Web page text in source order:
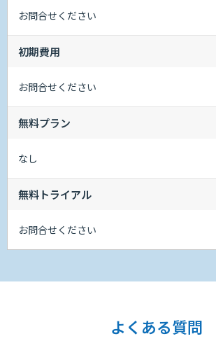
お問合せください
初期費用
お問合せください
無料プラン
なし
無料トライアル
お問合せください
よくある質問